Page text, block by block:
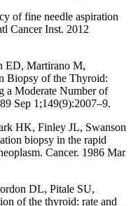
of fine needle aspiration
Cancer Inst. 2012
ED, Martirano M,
Biopsy of the Thyroid:
a Moderate Number of
Sep 1;149(9):2007–9.
HK, Finley JL, Swanson
biopsy in the rapid
Cancer. 1986 Mar
DL, Pitale SU,
of the thyroid: rate and